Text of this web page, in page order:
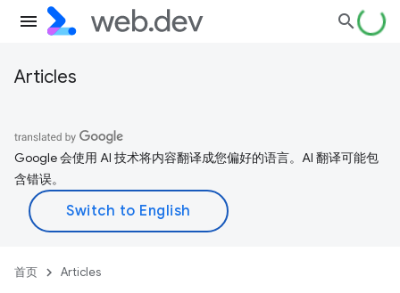
Articles
Google 会使用 AI 技术将内容翻译成您偏好的语言。AI 翻译可能包
含错误。
首页 Articles